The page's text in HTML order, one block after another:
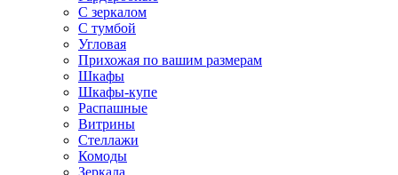
С зеркалом
С тумбой
Угловая
Прихожая по вашим размерам
Шкафы
Шкафы-купе
Распашные
Витрины
Стеллажи
Комоды